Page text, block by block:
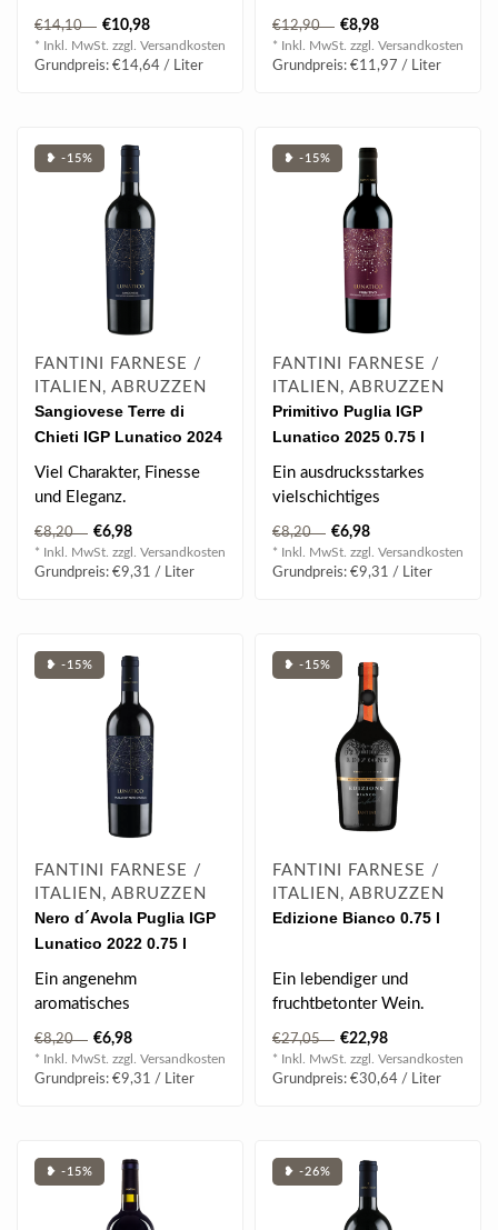
Parrage, Eleganz und
blumigen Arome..
€14,10 €10,98
* Inkl. MwSt. zzgl. Versandkosten
Grundpreis: €14,64 / Liter
€12,90 €8,98
* Inkl. MwSt. zzgl. Versandkosten
Grundpreis: €11,97 / Liter
❥ -15%
FANTINI FARNESE /
ITALIEN, ABRUZZEN
Sangiovese Terre di
Chieti IGP Lunatico 2024
0.75 l
Viel Charakter, Finesse
und Eleganz.
€8,20 €6,98
* Inkl. MwSt. zzgl. Versandkosten
Grundpreis: €9,31 / Liter
❥ -15%
FANTINI FARNESE /
ITALIEN, ABRUZZEN
Primitivo Puglia IGP
Lunatico 2025 0.75 l
Ein ausdrucksstarkes
vielschichtiges
Geschmackserlebnis.
€8,20 €6,98
* Inkl. MwSt. zzgl. Versandkosten
Grundpreis: €9,31 / Liter
❥ -15%
FANTINI FARNESE /
ITALIEN, ABRUZZEN
Nero d´Avola Puglia IGP
Lunatico 2022 0.75 l
Ein angenehm
aromatisches
Geschmackserlebnis.
€8,20 €6,98
* Inkl. MwSt. zzgl. Versandkosten
Grundpreis: €9,31 / Liter
❥ -15%
FANTINI FARNESE /
ITALIEN, ABRUZZEN
Edizione Bianco 0.75 l
Ein lebendiger und
fruchtbetonter Wein.
€27,05 €22,98
* Inkl. MwSt. zzgl. Versandkosten
Grundpreis: €30,64 / Liter
❥ -15% ❥ -26%